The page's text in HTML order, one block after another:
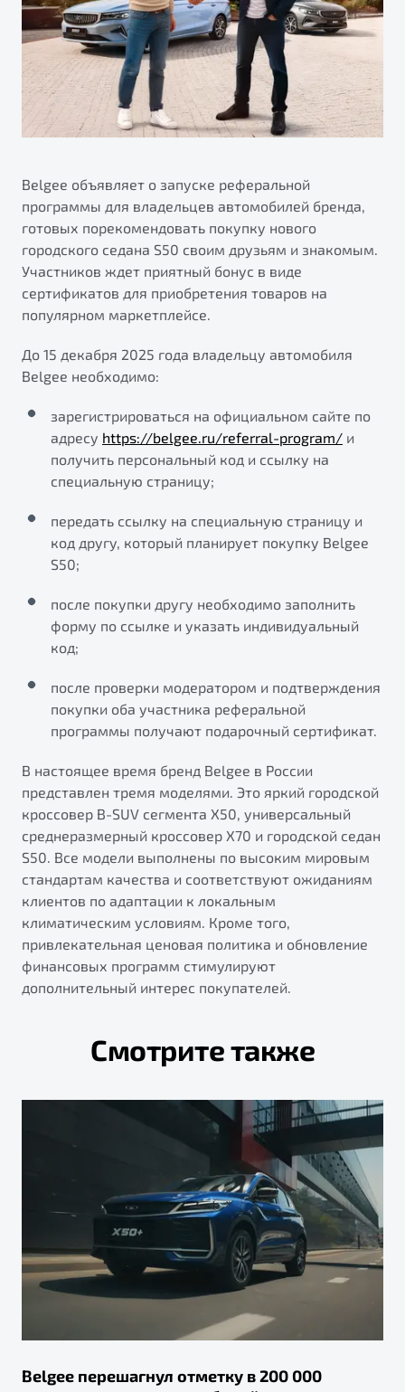
Яркий кроссовер
от 2 219 990 ₽*
S50
от 1 699 990 ₽*
Обзор В наличии
X70
Универсальный кроссовер
от 2 499 990 ₽*
Обзор В наличии
Автокредит
Трейд-ин
Страхование
Расчет КАСКО
Узнайте о специальных выгодах при покупке
Подробно
Автомобили в наличии
Тест-драйв
Спецпредложения
ПОДДЕРЖКА
Гарантия Belgee
Belgee Линк
Belgee Клуб
Реферальная программа
Клиентская поддержка
Помощь на дорогах
"Помощь на дорогах"
Преимущества программы
Калькулятор ТО
Клиентская поддержка
О дилерском центре
Правовая информация
Belgee объявляет о запуске реферальной
программы для владельцев автомобилей бренда,
готовых порекомендовать покупку нового
городского седана S50 своим друзьям и знакомым.
Участников ждет приятный бонус в виде
сертификатов для приобретения товаров на
популярном маркетплейсе.
До 15 декабря 2025 года владельцу автомобиля
Belgee необходимо:
зарегистрироваться на официальном сайте по
адресу https://belgee.ru/referral-program/ и
получить персональный код и ссылку на
специальную страницу;
передать ссылку на специальную страницу и
код другу, который планирует покупку Belgee
S50;
после покупки другу необходимо заполнить
форму по ссылке и указать индивидуальный
код;
после проверки модератором и подтверждения
покупки оба участника реферальной
программы получают подарочный сертификат.
В настоящее время бренд Belgee в России
представлен тремя моделями. Это яркий городской
кроссовер B-SUV сегмента X50, универсальный
среднеразмерный кроссовер X70 и городской седан
S50. Все модели выполнены по высоким мировым
стандартам качества и соответствуют ожиданиям
клиентов по адаптации к локальным
климатическим условиям. Кроме того,
привлекательная ценовая политика и обновление
финансовых программ стимулируют
дополнительный интерес покупателей.
Смотрите также
Belgee перешагнул отметку в 200 000